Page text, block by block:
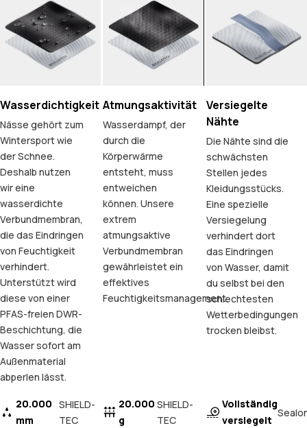
Wasserdichtigkeit
Nässe gehört zum
Wintersport wie
der Schnee.
Deshalb nutzen
wir eine
wasserdichte
Verbundmembran,
die das Eindringen
von Feuchtigkeit
verhindert.
Unterstützt wird
diese von einer
PFAS-freien DWR-
Beschichtung, die
Wasser sofort am
Außenmaterial
abperlen lässt.
20.000
mm
SHIELD-
TEC
Atmungsaktivität
Wasserdampf, der
durch die
Körperwärme
entsteht, muss
entweichen
können. Unsere
extrem
atmungsaktive
Verbundmembran
gewährleistet ein
effektives
Feuchtigkeitsmanagement.
20.000
g
SHIELD-
TEC
Versiegelte
Nähte
Die Nähte sind die
schwächsten
Stellen jedes
Kleidungsstücks.
Eine spezielle
Versiegelung
verhindert dort
das Eindringen
von Wasser, damit
du selbst bei den
schlechtesten
Wetterbedingungen
trocken bleibst.
Vollständig
versiegelt